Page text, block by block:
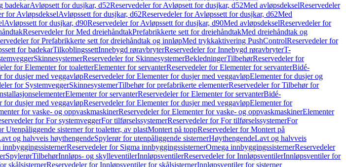
badekarAvløpsett for dusjkar, d52Reservedeler for Avløpsett for dusjkar, d52Med avløpsdekselReservedeler
for AvløpsdekselAvløpssett for dusjkar, d62Reservedeler for Avløpssett for dusjkar, d62Med
Avløpssett for dusjkar, d90Reservedeler for Avløpssett for dusjkar, d90Med avløpsdekselReservedeler for
Reservedeler for Med dreiehåndtakPrefabrikkerte sett for dreiehåndtakMed dreiehåndtak og
for Prefabrikkerte sett for dreiehåndtak og innløpMed trykkaktivering PushControlReservedeler for
for badekarTilkoblingssettInnebygd røravbryterReservedeler for Innebygd røravbryterT-
SkinnesystemerReservedeler for SkinnesystemerBekledningerTilbehørReservedeler for
for Elementer for toaletterElementer for servanterReservedeler for Elementer for servanterBidé-
for dusjer med veggavløpReservedeler for Elementer for dusjer med veggavløpElementer for dusjer og
for SystemveggerSkinnesystemerTilbehør for prefabrikerte elementerReservedeler for Tilbehør for
Elementer for servanterReservedeler for Elementer for servanterBidé-
for dusjer med veggavløpReservedeler for Elementer for dusjer med veggavløpElementer for
for vaske- og oppvaskmaskinerReservedeler for Elementer for vaske- og oppvaskmaskinerElementer
for For systemveggerFor tilførselssystemerReservedeler for For tilførselssystemerFor
Utenpåliggende sisterner for toaletter, av plastMontert på toppReservedeler for Montert på
og halvveis høythengendeSpylerør for utenpåliggende sisternerHøythengendeLavt og halvveis
innbyggingssisternerReservedeler for Sigma innbyggingssisternerOmega innbyggingssisternerReservedeler
SpylerørTilbehørInnløps- og skylleventilerInnløpsventilerReservedeler for InnløpsventilerInnløpsventiler for
skålsisternerReservedeler for Innløpsventiler for skålsisternerInnløpsventiler for sisterner